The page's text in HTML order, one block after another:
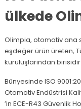
ülkede
Olimpia, otomotiv ana
eşdeğer ürün üreten,
kuruluşlarından birisidir.
Bünyesinde ISO
Otomotiv Endüstrisi
’in ECE-R43 Güvenlik